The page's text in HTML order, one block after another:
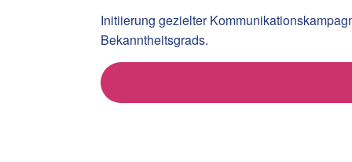
Initiierung gezielter
Bekanntheitsgrads.